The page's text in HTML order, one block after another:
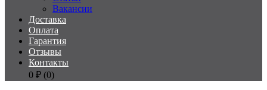
Вакансии
Доставка
Оплата
Гарантия
Отзывы
Контакты
0 ₽ (0)